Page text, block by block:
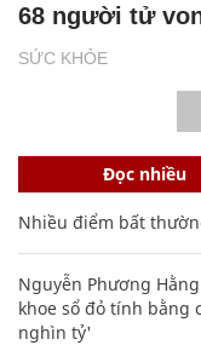
SỨC KHỎE
68 người tử
Đọc nhiều
Nhiều điểm bất
Nguyễn Phương
khoe sổ đỏ tính bằng
nghìn tỷ'